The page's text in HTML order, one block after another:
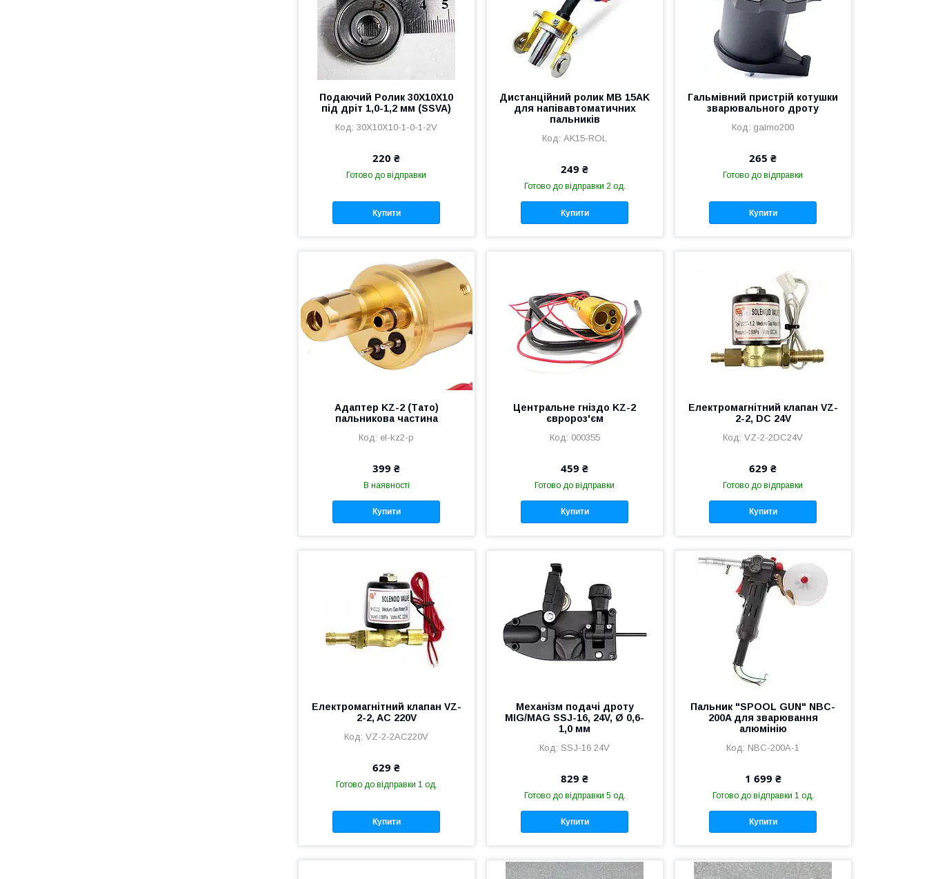
Подаючий Ролик 30Х10Х10
під дріт 1,0-1,2 мм (SSVA)
30Х10Х10-1-0-1-2V
220 ₴
Готово до відправки
Купити
Дистанційний ролик MB 15AK
для напівавтоматичних
пальників
AK15-ROL
249 ₴
Готово до відправки 2 од.
Купити
Гальмівний пристрій котушки
зварювального дроту
galmo200
265 ₴
Готово до відправки
Купити
Адаптер KZ-2 (Тато)
пальникова частина
el-kz2-p
399 ₴
В наявності
Купити
Центральне гніздо KZ-2
євророз'єм
000355
459 ₴
Готово до відправки
Купити
Електромагнітний клапан VZ-
2-2, DC 24V
VZ-2-2DC24V
629 ₴
Готово до відправки
Купити
Електромагнітний клапан VZ-
2-2, AC 220V
VZ-2-2AC220V
629 ₴
Готово до відправки 1 од.
Купити
Механізм подачі дроту
MIG/MAG SSJ-16, 24V, Ø 0,6-
1,0 мм
SSJ-16 24V
829 ₴
Готово до відправки 5 од.
Купити
Пальник "SPOOL GUN" NBC-
200A для зварювання
алюмінію
NBC-200A-1
1 699 ₴
Готово до відправки 1 од.
Купити